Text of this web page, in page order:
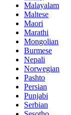
Malayalam
Maltese
Maori
Marathi
Mongolian
Burmese
Nepali
Norwegian
Pashto
Persian
Punjabi
Serbian